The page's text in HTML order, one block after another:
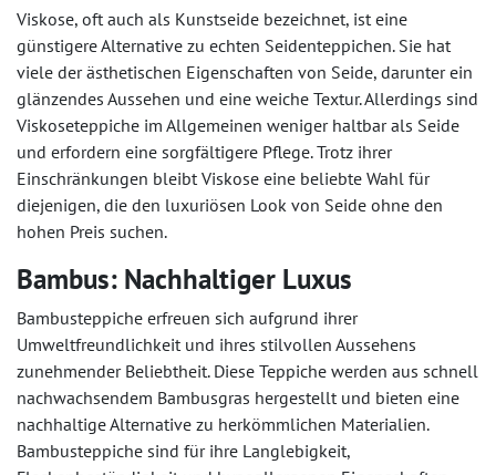
Viskose, oft auch als Kunstseide bezeichnet, ist eine
günstigere Alternative zu echten Seidenteppichen. Sie hat
viele der ästhetischen Eigenschaften von Seide, darunter ein
glänzendes Aussehen und eine weiche Textur. Allerdings sind
Viskoseteppiche im Allgemeinen weniger haltbar als Seide
und erfordern eine sorgfältigere Pflege. Trotz ihrer
Einschränkungen bleibt Viskose eine beliebte Wahl für
diejenigen, die den luxuriösen Look von Seide ohne den
hohen Preis suchen.
Bambus: Nachhaltiger Luxus
Bambusteppiche erfreuen sich aufgrund ihrer
Umweltfreundlichkeit und ihres stilvollen Aussehens
zunehmender Beliebtheit. Diese Teppiche werden aus schnell
nachwachsendem Bambusgras hergestellt und bieten eine
nachhaltige Alternative zu herkömmlichen Materialien.
Bambusteppiche sind für ihre Langlebigkeit,